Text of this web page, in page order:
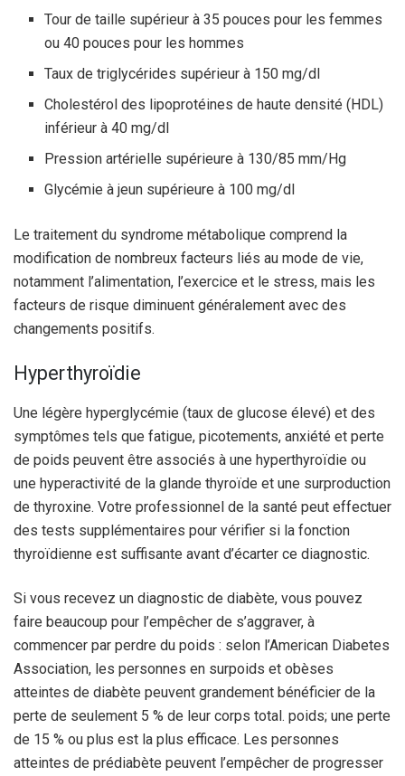
Tour de taille supérieur à 35 pouces pour les femmes
ou 40 pouces pour les hommes
Taux de triglycérides supérieur à 150 mg/dl
Cholestérol des lipoprotéines de haute densité (HDL)
inférieur à 40 mg/dl
Pression artérielle supérieure à 130/85 mm/Hg
Glycémie à jeun supérieure à 100 mg/dl
Le traitement du syndrome métabolique comprend la
modification de nombreux facteurs liés au mode de vie,
notamment l’alimentation, l’exercice et le stress, mais les
facteurs de risque diminuent généralement avec des
changements positifs.
Hyperthyroïdie
Une légère hyperglycémie (taux de glucose élevé) et des
symptômes tels que fatigue, picotements, anxiété et perte
de poids peuvent être associés à une hyperthyroïdie ou
une hyperactivité de la glande thyroïde et une surproduction
de thyroxine. Votre professionnel de la santé peut effectuer
des tests supplémentaires pour vérifier si la fonction
thyroïdienne est suffisante avant d’écarter ce diagnostic.
Si vous recevez un diagnostic de diabète, vous pouvez
faire beaucoup pour l’empêcher de s’aggraver, à
commencer par perdre du poids : selon l’American Diabetes
Association, les personnes en surpoids et obèses
atteintes de diabète peuvent grandement bénéficier de la
perte de seulement 5 % de leur corps total. poids; une perte
de 15 % ou plus est la plus efficace. Les personnes
atteintes de prédiabète peuvent l’empêcher de progresser